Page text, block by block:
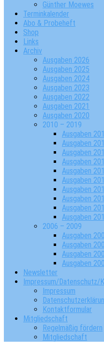
Günther Moewes
Terminkalender
Abo & Probeheft
Shop
Links
Archiv
Ausgaben 2026
Ausgaben 2025
Ausgaben 2024
Ausgaben 2023
Ausgaben 2022
Ausgaben 2021
Ausgaben 2020
2010 – 2019
Ausgaben
Ausgaben
Ausgaben
Ausgaben
Ausgaben
Ausgaben
Ausgaben
Ausgaben
Ausgaben
Ausgaben
2006 – 2009
Ausgaben
Ausgaben
Ausgaben
Ausgaben
Newsletter
Impressum/Datenschutz/
Impressum
Kontaktformular
Mitgliedschaft
Regelmäßig fördern
Mitgliedschaft